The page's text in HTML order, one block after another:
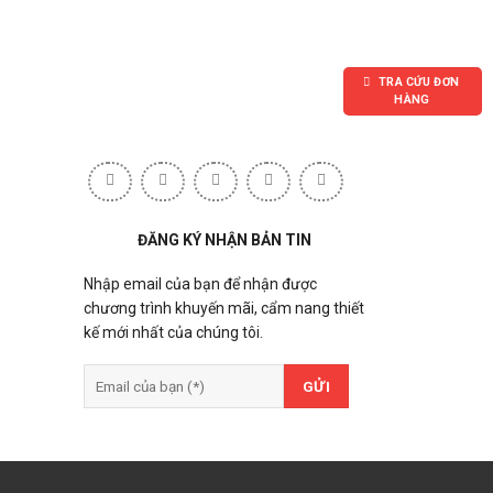
TRA CỨU ĐƠN
HÀNG
ĐĂNG KÝ NHẬN BẢN TIN
Nhập email của bạn để nhận được
chương trình khuyến mãi, cẩm nang thiết
kế mới nhất của chúng tôi.